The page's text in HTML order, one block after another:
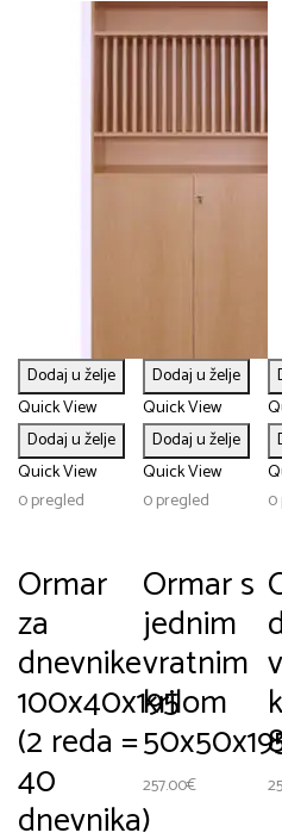
Dodaj u želje
Quick View
Dodaj u želje
Quick View
0 pregled
Ormar
za
dnevnike
100x40x195
(2 reda =
40
dnevnika)
Dodaj u želje
Quick View
Dodaj u želje
Quick View
0 pregled
Ormar s
jednim
vratnim
krilom
257.00€
0